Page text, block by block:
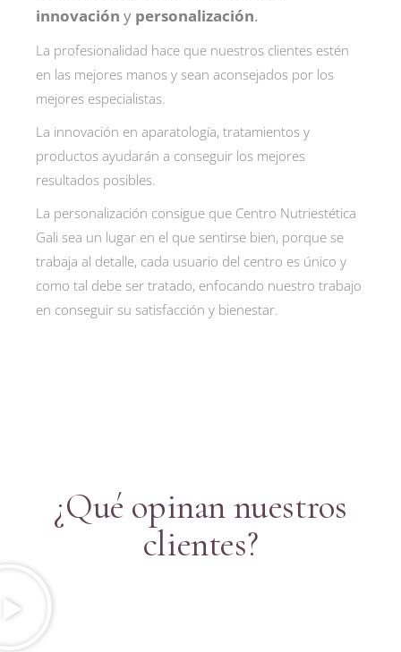
innovación y personalización.
La profesionalidad hace que nuestros clientes estén
en las mejores manos y sean aconsejados por los
mejores especialistas.
La innovación en aparatología, tratamientos y
productos ayudarán a conseguir los mejores
resultados posibles.
La personalización consigue que Centro Nutriestética
Gali sea un lugar en el que sentirse bien, porque se
trabaja al detalle, cada usuario del centro es único y
como tal debe ser tratado, enfocando nuestro trabajo
en conseguir su satisfacción y bienestar.
¿Qué opinan nuestros
clientes?